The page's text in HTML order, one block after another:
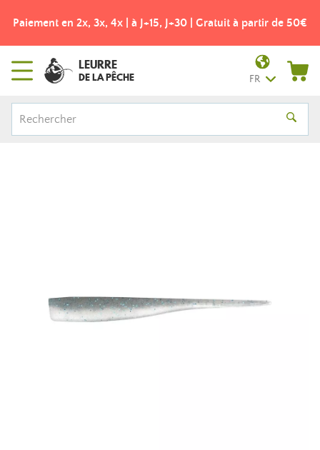
Paiement en 2x, 3x, 4x | à J+15, J+30 | Gratuit à partir de 50€
LEURRE
DE LA PÊCHE FR